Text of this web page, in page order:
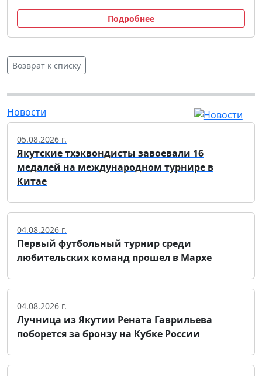
Подробнее
Возврат к списку
Новости
05.08.2026 г.
Якутские тхэквондисты завоевали 16
медалей на международном турнире в
Китае
04.08.2026 г.
Первый футбольный турнир среди
любительских команд прошел в Мархе
04.08.2026 г.
Лучница из Якутии Рената Гаврильева
поборется за бронзу на Кубке России